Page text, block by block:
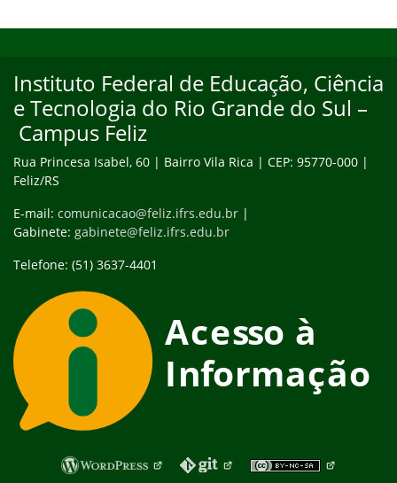
Instituto Federal de Educação, Ciência
e Tecnologia do Rio Grande do Sul –
Campus Feliz
Rua Princesa Isabel, 60 | Bairro Vila Rica | CEP: 95770-000 |
Feliz/RS
E-mail: comunicacao@feliz.ifrs.edu.br |
Gabinete: gabinete@feliz.ifrs.edu.br
Telefone: (51) 3637-4401